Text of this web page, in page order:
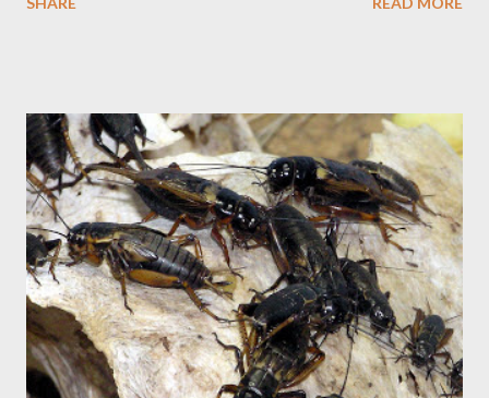
BETERNAK JANGKRIK lantaran cukup enteng dijalankan serta
serta Kain Kasa Peneluran Jangkrik Memakai Media Pasir Di
awali dari peneluran dengan media pasir, yang penting di
pastikan yaitu pasir atau tanah yg difungsikan sebagai tempat
menelurkan jangkrik mesti bersih. Ayak pasir terlebih dulu serta
jemur sepanjang 2-3 hari sebelum saat pasir di tempatkan di
kotak penangkaran. Tambahkan induk jangkrik yg siap bertelur
dengan perbandingan jangkrik betina serta jangkrik jantan 3 : 1.
Tiga jangkrik betina bakal d...